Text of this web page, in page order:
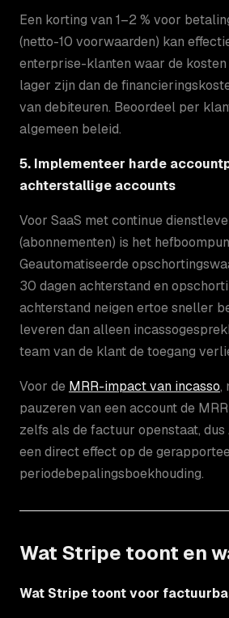
Een korting van 1–2 % voor
(netto-10 voorwaarden) kan
enterprise-klanten waar de
lager zijn dan de
van debiteuren. Beoordeel per
algemeen beleid.
5. Implementeer harde
achterstallige accounts
Voor SaaS met continue
(abonnementen) is het
Geautomatiseerde
30 dagen achterstand en
achterstand neigen ertoe sneller
leveren dan alleen
team van de klant de toegang
Voor de MRR-impact van incasso,
pauzeren van een account de
zelfs als de factuur openstaat,
een direct effect op de
periodebepalingsboekhouding.
Wat Stripe toont en
Wat Stripe toont voor